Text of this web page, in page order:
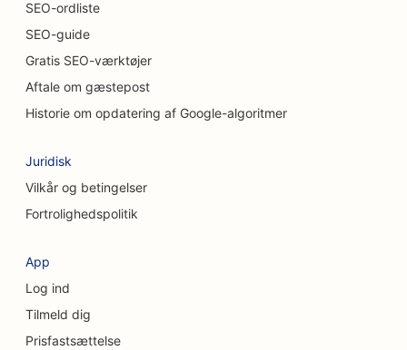
SEO til kattecaféer
SEO for kemiske peeling-tjenester
SEO til tøjbutikker
SEO for kosmetiske kirurger
SEO for kreditforeninger
SEO for delikatesseforretninger
SEO for gældsrådgivningstjenester
SEO-ordliste
SEO-guide
Gratis SEO-værktøjer
Aftale om gæstepost
Historie om opdatering af Google-algoritmer
Juridisk
Vilkår og betingelser
Fortrolighedspolitik
App
Log ind
Tilmeld dig
Prisfastsættelse